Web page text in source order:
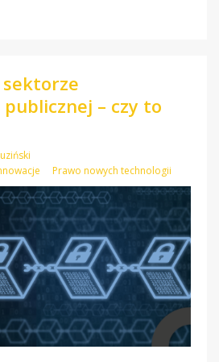
– czy to
Prawo nowych technologii